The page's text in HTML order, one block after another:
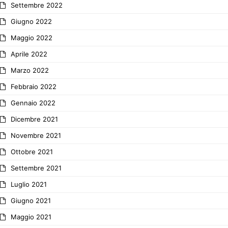
Settembre 2022
Giugno 2022
Maggio 2022
Aprile 2022
Marzo 2022
Febbraio 2022
Gennaio 2022
Dicembre 2021
Novembre 2021
Ottobre 2021
Settembre 2021
Luglio 2021
Giugno 2021
Maggio 2021